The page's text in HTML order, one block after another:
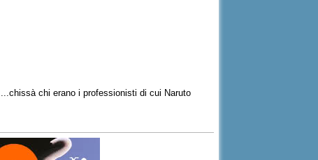
chi erano i professionisti di cui Naruto